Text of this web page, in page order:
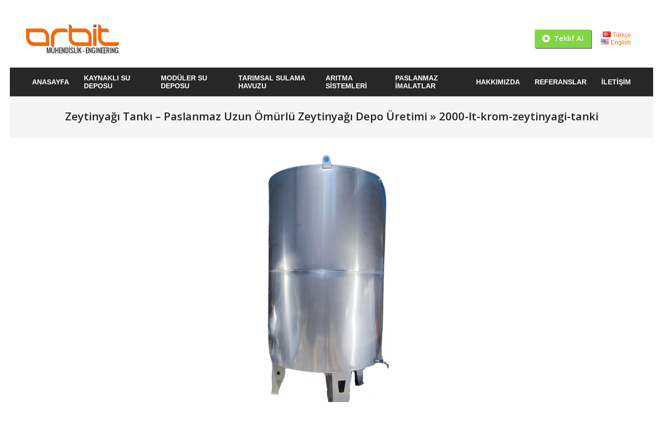
content
Mühendislik
İnşaat
ve
Teklif Al
Türkçe
English
Primary
Navigation
ANASAYFA
KAYNAKLI SU
DEPOSU
MODÜLER SU
DEPOSU
TARIMSAL SULAMA
HAVUZU
ARITMA
SISTEMLERI
PASLANMAZ
İMALATLAR
HAKKIMIZDA REFERANSLAR İLETIŞIM
Zeytinyağı Tankı – Paslanmaz Uzun Ömürlü Zeytinyağı Depo Üretimi » 2000-lt-krom-zeytinyagi-tanki